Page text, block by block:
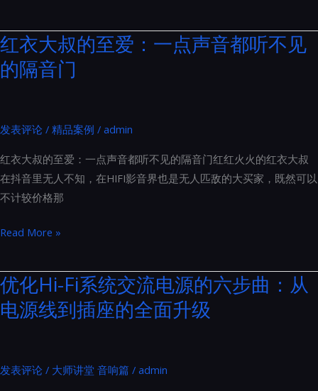
隔
音
门
全
列
产
品
册
赏
红衣大叔的至爱：一点声音都听不见
的隔音门
发表评论 / 精品案例 / admin
红衣大叔的至爱：一点声音都听不见的隔音门红红火火的红衣大叔
在抖音里无人不知，在HIFI影音界也是无人匹敌的大买家，既然可以
不计较价格那
红
大
叔
的
一
Read More »
优化Hi-Fi系统交流电源的六步曲：从
电源线到插座的全面升级
发表评论 / 大师讲堂 音响篇 / admin